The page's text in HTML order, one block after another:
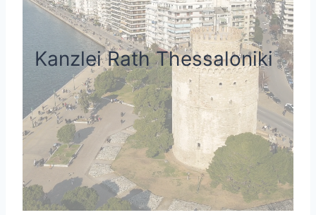
Kanzlei Rath Thessaloniki